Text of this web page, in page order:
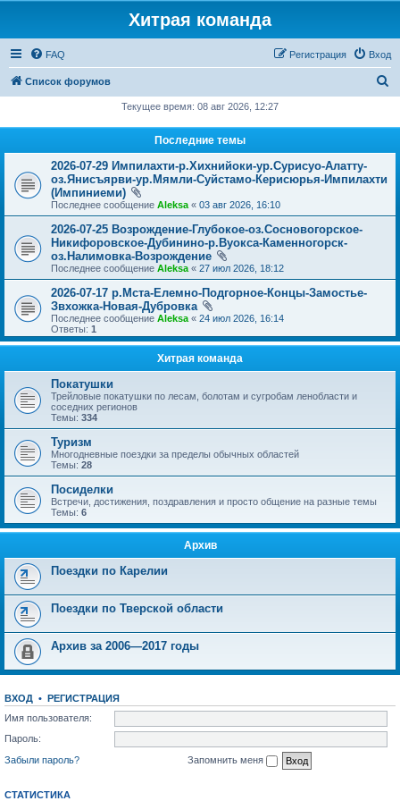
Хитрая команда
FAQ Вход
Регистрация
Список форумов
Текущее время: 08 авг 2026, 12:27
Последние темы
2026-07-29 Импилахти-р.Хихнийоки-ур.Сурисуо-Алатту-
оз.Янисъярви-ур.Мямли-Суйстамо-Керисюрья-Импилахти
(Импиниеми)
Последнее сообщение Aleksa « 03 авг 2026, 16:10
2026-07-25 Возрождение-Глубокое-оз.Сосновогорское-
Никифоровское-Дубинино-р.Вуокса-Каменногорск-
оз.Налимовка-Возрождение
Последнее сообщение Aleksa « 27 июл 2026, 18:12
2026-07-17 р.Мста-Елемно-Подгорное-Концы-Замостье-
Звхожка-Новая-Дубровка
Последнее сообщение Aleksa « 24 июл 2026, 16:14
Ответы: 1
Хитрая команда
Покатушки
Трейловые покатушки по лесам, болотам и сугробам ленобласти и
соседних регионов
Темы: 334
Туризм
Многодневные поездки за пределы обычных областей
Темы: 28
Посиделки
Встречи, достижения, поздравления и просто общение на разные темы
Темы: 6
Архив
Поездки по Карелии
Поездки по Тверской области
Архив за 2006—2017 годы
ВХОД • РЕГИСТРАЦИЯ
Имя пользователя:
Пароль:
Забыли пароль?
Запомнить меня
СТАТИСТИКА